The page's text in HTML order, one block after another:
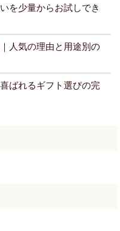
を少量からお試しでき
人気の理由と用途別の
ばれるギフト選びの完